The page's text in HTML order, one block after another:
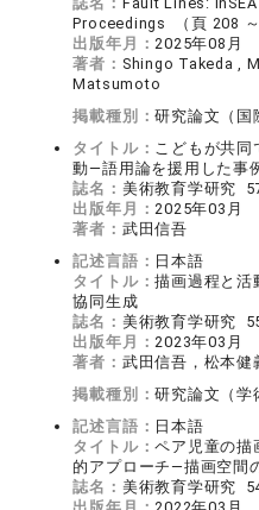
Proceedings （頁 208 ～
出版年月： 2025年08月
著者： Shingo Takeda ,
Matsumoto
掲載種別：研究論文（国
タイトル： こどもが共
動―語用論を援用した事
誌名： 美術教育学研究
出版年月： 2025年03月
著者： 武田信吾
記述言語： 日本語
タイトル：描画過程と活
協同生成
誌名： 美術教育学研究
出版年月： 2023年03月
著者： 武田信吾，松本健
掲載種別：研究論文（学
記述言語： 日本語
タイトル：ペア児童の描
的アプローチ―描画空間
誌名： 美術教育学研究